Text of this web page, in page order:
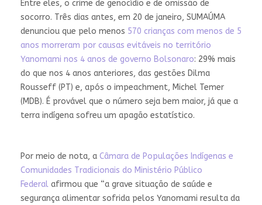
Entre eles, o crime de genocídio e de omissão de
socorro. Três dias antes, em 20 de janeiro, SUMAÚMA
denunciou que pelo menos 570 crianças com menos de 5
anos morreram por causas evitáveis no território
Yanomami nos 4 anos de governo Bolsonaro: 29% mais
do que nos 4 anos anteriores, das gestões Dilma
Rousseff (PT) e, após o impeachment, Michel Temer
(MDB). É provável que o número seja bem maior, já que a
terra indígena sofreu um apagão estatístico.
Por meio de nota, a Câmara de Populações Indígenas e
Comunidades Tradicionais do Ministério Público
Federalafirmou que “a grave situação de saúde e
segurança alimentar sofrida pelos Yanomami resulta da